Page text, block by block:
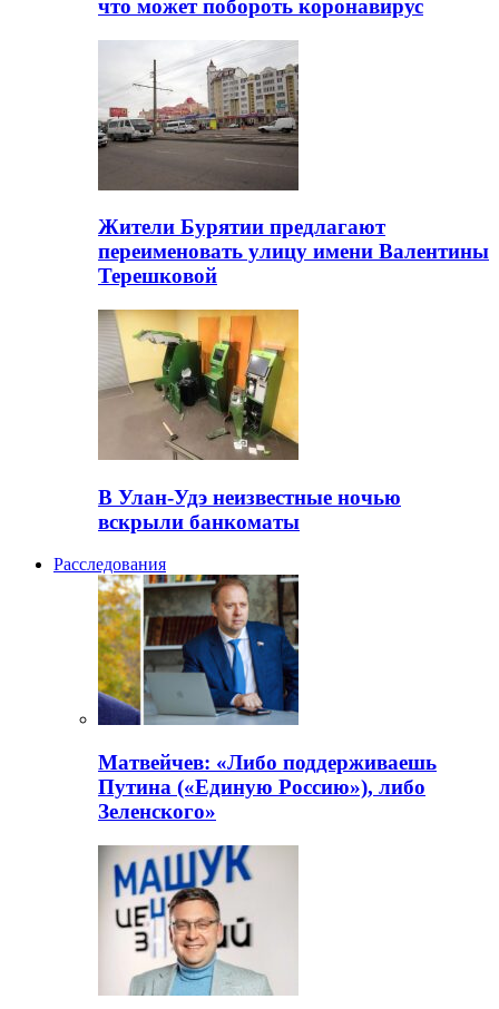
что может побороть коронавирус
Жители Бурятии предлагают
переименовать улицу имени Валентины
Терешковой
В Улан-Удэ неизвестные ночью
вскрыли банкоматы
Расследования
Матвейчев: «Либо поддерживаешь
Путина («Единую Россию»), либо
Зеленского»